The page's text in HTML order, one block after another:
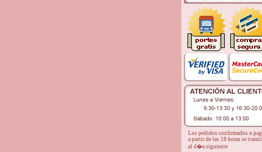
Los pedidos confirmados o
a partir de las 18 horas se
al d�a siguiente